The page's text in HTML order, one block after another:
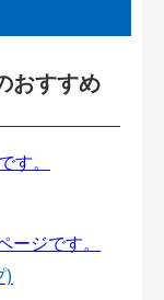
おすすめ
)